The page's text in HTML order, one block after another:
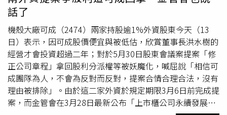
就可以提高隨油徵收的燃料稅，而不是硬把它加諸在貨物稅
上。
能福原愛與小孩已經搬離這棟豪宅。一名房產經紀人受訪時
也證實了這起傳聞，表示從2023年3月開始，這棟公寓就以
每個月200萬日圓的價格進行招租。而這個價格，正好就是
福原愛每個月的房貸費用。
話了
機殼大廠可成（2474）兩家持股逾1%外資股東今天（13
日）表示，因可成股價便宜與被低估，欣賞董事長洪水樹的
經營才會投資超過二年；對於5月30日股東會議案提案「修
正公司章程」拿回股利分派權等被妖魔化，喊屈說「相信可
成團隊為人，不會為反對而反對，提案合情合理合法，沒有
理由被排除」。由於這二家外資於規定期限3月6日前完成提
案，而金管會在3月28日最新公布「上市櫃公司永續發展行